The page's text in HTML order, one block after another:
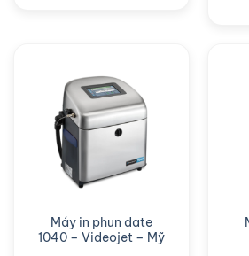
Máy in phun date
1040 – Videojet – Mỹ